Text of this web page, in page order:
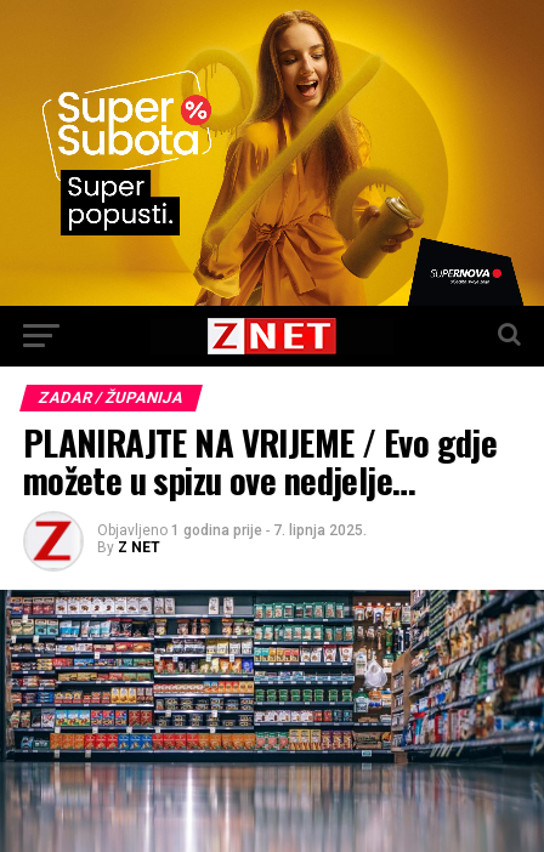
ZADAR / ŽUPANIJA
PLANIRAJTE NA VRIJEME / Evo gdje
možete u spizu ove nedjelje…
Objavljeno 1 godina prije - 7. lipnja 2025.
By Z NET